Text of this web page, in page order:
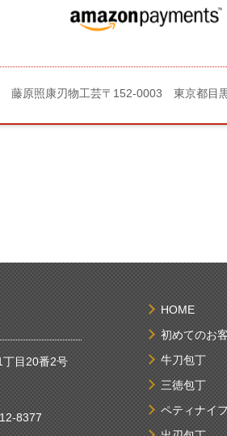
藤原照康刃物工芸〒152-0003 東京都目
目20番2号
8377
HOME
初めてのお
牛刀包丁
三徳包丁
ペティナイフ